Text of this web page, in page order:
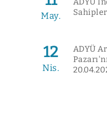
May.
12
Nis.
ADYÜ